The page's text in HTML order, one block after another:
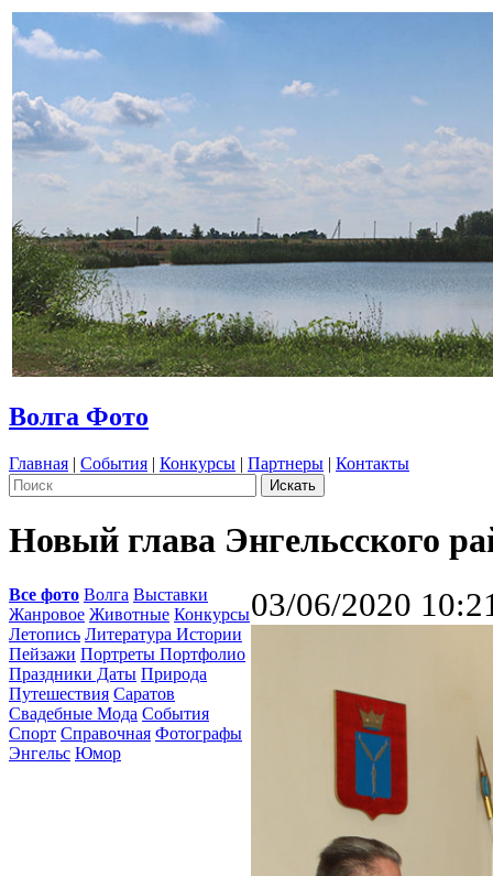
Волга Фото
Главная | События | Конкурсы | Партнеры | Контакты
Новый глава Энгельсского
Все фото Волга Выставки
Жанровое Животные Конкурсы
Летопись Литература Истории
Пейзажи Портреты Портфолио
Праздники Даты Природа
Путешествия Саратов
Свадебные Мода События
Спорт Справочная Фотографы
Энгельс Юмор
03/06/2020